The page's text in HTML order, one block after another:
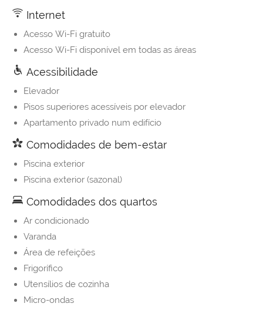
Internet
Acesso Wi-Fi gratuito
Acesso Wi-Fi disponível em todas as áreas
Acessibilidade
Elevador
Pisos superiores acessíveis por elevador
Apartamento privado num edifício
Comodidades de bem-estar
Piscina exterior
Piscina exterior (sazonal)
Comodidades dos quartos
Ar condicionado
Varanda
Área de refeições
Frigorífico
Utensílios de cozinha
Micro-ondas